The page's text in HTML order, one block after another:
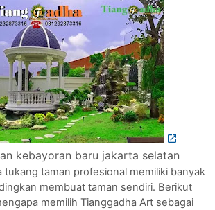
kebayoran baru jakarta selatan
tukang taman profesional memiliki banyak
membuat taman sendiri. Berikut
memilih Tianggadha Art sebagai